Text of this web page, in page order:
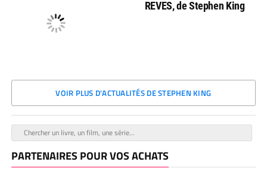
REVES, de Stephen King
VOIR PLUS D'ACTUALITÉS DE STEPHEN KING
PARTENAIRES POUR VOS ACHATS